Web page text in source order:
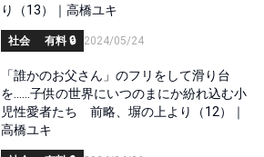
り（13）｜高橋ユキ
社会 有料 🔒 2024/05/24
「誰かのお父さん」のフリをして滑り台
を……子供の世界にいつのまにか紛れ込む小
児性愛者たち 前略、塀の上より（12）｜
高橋ユキ